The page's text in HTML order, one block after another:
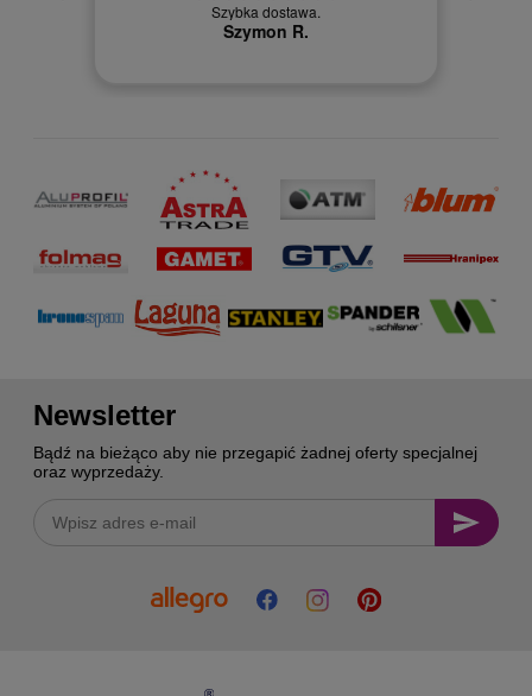
Szybka dostawa.
Szymon R.
Newsletter
Bądź na bieżąco aby nie przegapić żadnej oferty specjalnej
oraz wyprzedaży.